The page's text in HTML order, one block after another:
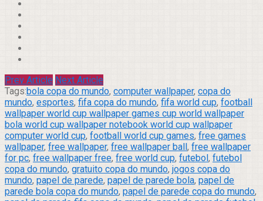
Prev Article Next Article
Tags:bola copa do mundo, computer wallpaper, copa do
mundo, esportes, fifa copa do mundo, fifa world cup, football
wallpaper world cup wallpaper games cup world wallpaper
bola world cup wallpaper notebook world cup wallpaper
computer world cup, football world cup games, free games
wallpaper, free wallpaper, free wallpaper ball, free wallpaper
for pc, free wallpaper free, free world cup, futebol, futebol
copa do mundo, gratuito copa do mundo, jogos copa do
mundo, papel de parede, papel de parede bola, papel de
parede bola copa do mundo, papel de parede copa do mundo,